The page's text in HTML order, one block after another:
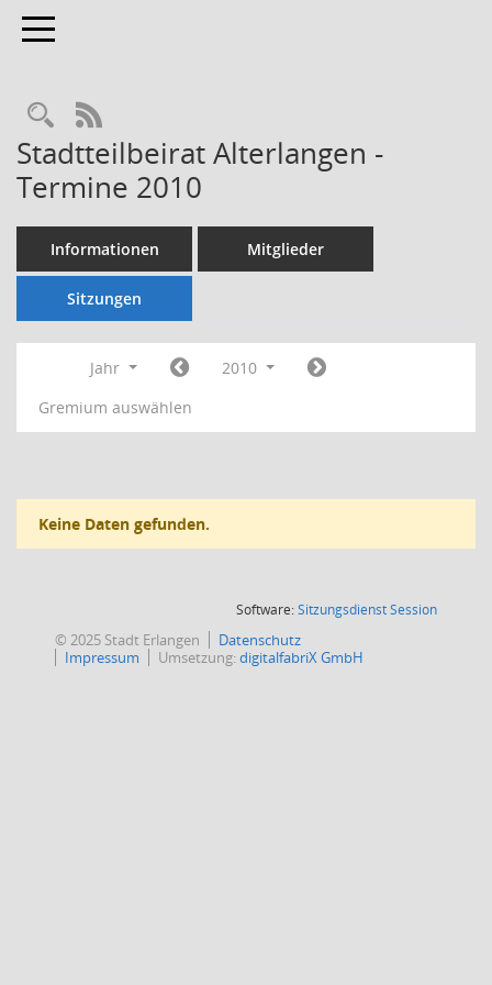
Toggle navigation
Rechercheauswahl
RSS-Feed
Stadtteilbeirat Alterlangen -
Termine 2010
Informationen Mitglieder
Sitzungen
Jahr
2010
Gremium auswählen
Keine Daten gefunden.
Software:SitzungsdienstSession(Wird in
© 2025 Stadt Erlangen
Datenschutz
Impressum
Umsetzung:digitalfabriX GmbH